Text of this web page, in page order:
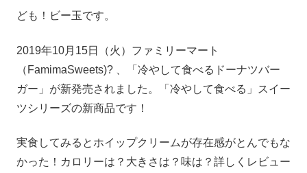
ども！ビー玉です。
2019年10月15日（火）ファミリーマート
（FamimaSweets)? 、「冷やして食べるドーナツバー
ガー」が新発売されました。「冷やして食べる」スイー
ツシリーズの新商品です！
実食してみるとホイップクリームが存在感がとんでもな
かった！カロリーは？大きさは？味は？詳しくレビュー